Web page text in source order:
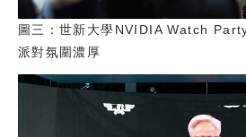
圖三：世新大學NVIDIA Watch
派對氛圍濃厚